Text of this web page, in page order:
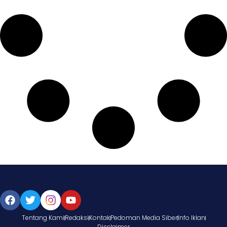
Tentang KamiRedaksiKontakPedoman Media SiberInfo Iklan